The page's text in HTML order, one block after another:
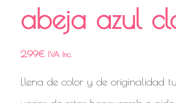
abeja azul
2,99€ IVA Inc.
Llena de color y de originalidad